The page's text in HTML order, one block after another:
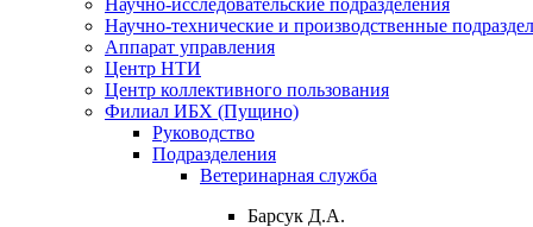
Научно-технические и производственные
Аппарат управления
Центр НТИ
Центр коллективного пользования
Филиал ИБХ (Пущино)
Руководство
Подразделения
Ветеринарная служба
Барсук Д.А.